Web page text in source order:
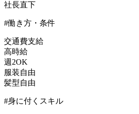
社長直下
#働き方・条件
交通費支給
高時給
週2OK
服装自由
髪型自由
#身に付くスキル